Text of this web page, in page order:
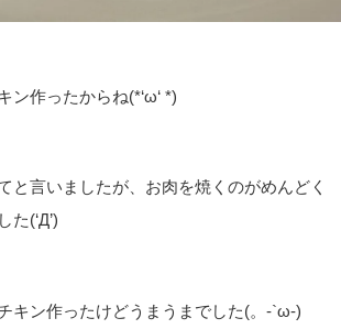
ン作ったからね(*‘ω‘ *)
と言いましたが、お肉を焼くのがめんどく
た(‘Д’)
キン作ったけどうまうまでした(。-`ω-)